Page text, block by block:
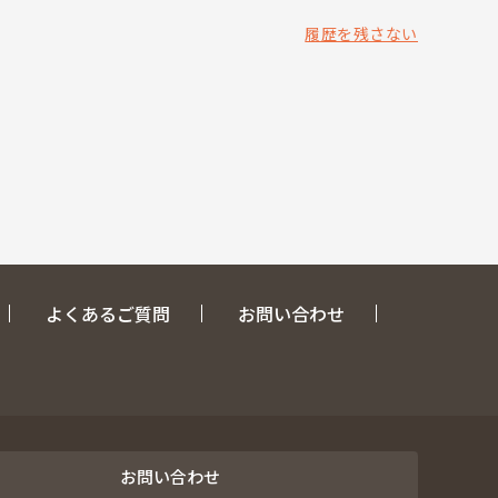
履歴を残さない
よくあるご質問 お問い合わせ
お問い合わせ